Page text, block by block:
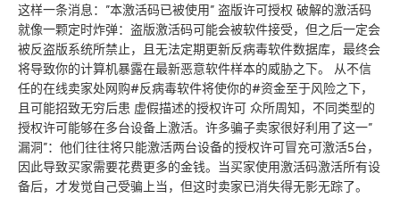
这样一条消息：”本激活码已被使用” 盗版许可授权 破解的激活码
就像一颗定时炸弹：盗版激活码可能会被软件接受，但之后一定会
被反盗版系统所禁止，且无法定期更新反病毒软件数据库，最终会
将导致你的计算机暴露在最新恶意软件样本的威胁之下。 从不信
任的在线卖家处网购#反病毒软件将使你的#资金至于风险之下，
且可能招致无穷后患 虚假描述的授权许可 众所周知，不同类型的
授权许可能够在多台设备上激活。许多骗子卖家很好利用了这一”
漏洞”：他们往往将只能激活两台设备的授权许可冒充可激活5台，
因此导致买家需要花费更多的金钱。当买家使用激活码激活所有设
备后，才发觉自己受骗上当，但这时卖家已消失得无影无踪了。